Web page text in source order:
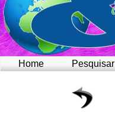
Home Pesquisar